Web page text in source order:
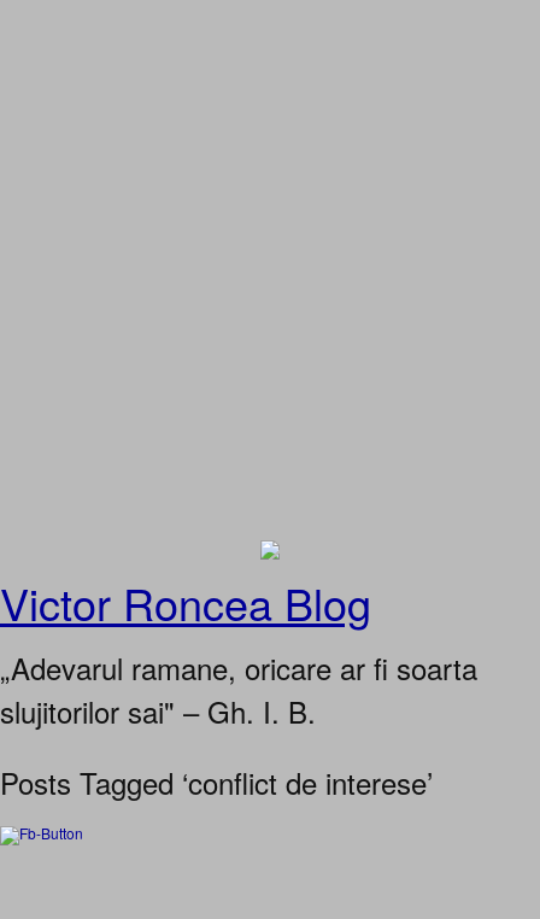
Victor Roncea Blog
„Adevarul ramane, oricare ar fi soarta
slujitorilor sai" – Gh. I. B.
Posts Tagged ‘conflict de interese’